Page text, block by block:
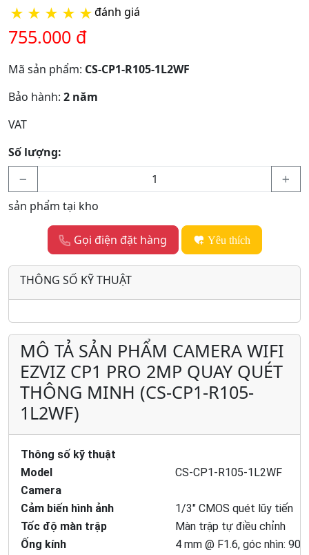
★ ★ ★ ★ ★đánh giá
755.000 đ
Mã sản phẩm: CS-CP1-R105-1L2WF
Bảo hành: 2 năm
VAT
Số lượng:
sản phẩm tại kho
Gọi điện đặt hàng Yêu thích
THÔNG SỐ KỸ THUẬT
MÔ TẢ SẢN PHẨM CAMERA WIFI
EZVIZ CP1 PRO 2MP QUAY QUÉT
THÔNG MINH (CS-CP1-R105-
1L2WF)
Thông số kỹ thuật
Model
CS-CP1-R105-1L2WF
Camera
Cảm biến hình ảnh
1/3" CMOS quét lũy tiến
Tốc độ màn trập
Màn trập tự điều chỉnh
Ống kính
4 mm @ F1.6, góc nhìn: